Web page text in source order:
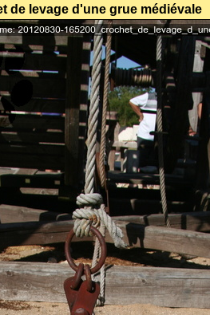
de levage d'une grue médiévale